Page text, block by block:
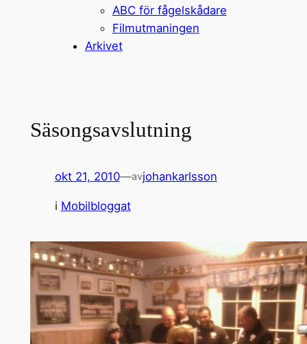
ABC för fågelskådare
Filmutmaningen
Arkivet
Säsongsavslutning
okt 21, 2010—avjohankarlsson
i Mobilbloggat